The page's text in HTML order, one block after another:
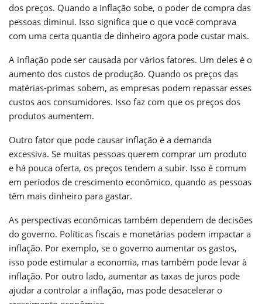
dos preços. Quando a inflação sobe, o poder de compra das
pessoas diminui. Isso significa que o que você comprava
com uma certa quantia de dinheiro agora pode custar mais.
A inflação pode ser causada por vários fatores. Um deles é o
aumento dos custos de produção. Quando os preços das
matérias-primas sobem, as empresas podem repassar esses
custos aos consumidores. Isso faz com que os preços dos
produtos aumentem.
Outro fator que pode causar inflação é a demanda
excessiva. Se muitas pessoas querem comprar um produto
e há pouca oferta, os preços tendem a subir. Isso é comum
em períodos de crescimento econômico, quando as pessoas
têm mais dinheiro para gastar.
As perspectivas econômicas também dependem de decisões
do governo. Políticas fiscais e monetárias podem impactar a
inflação. Por exemplo, se o governo aumentar os gastos,
isso pode estimular a economia, mas também pode levar à
inflação. Por outro lado, aumentar as taxas de juros pode
ajudar a controlar a inflação, mas pode desacelerar o